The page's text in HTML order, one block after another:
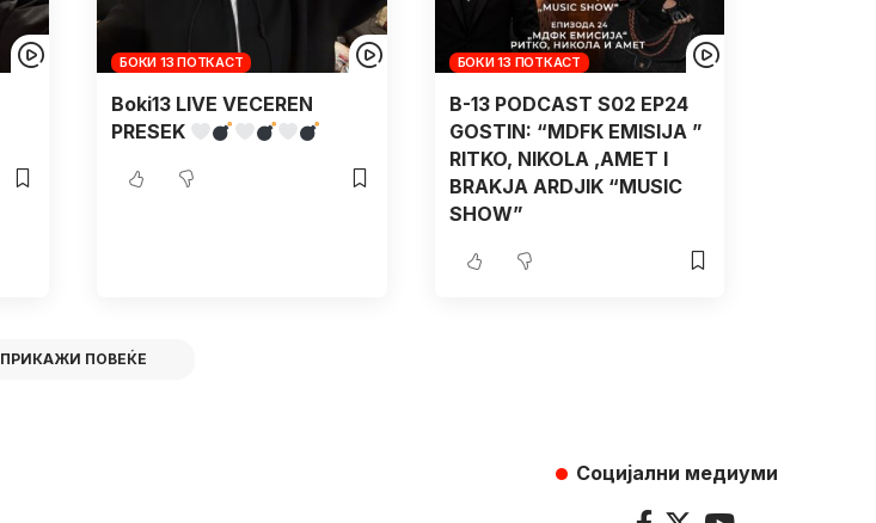
БОКИ 13 ПОТКАСТ
Boki13 LIVE VECEREN
PRESEK
БОКИ 13 ПОТКАСТ
B-13 PODCAST S02 EP24
GOSTIN: “MDFK EMISIJA ”
RITKO, NIKOLA ,AMET I
BRAKJA ARDJIK “MUSIC
SHOW”
ПРИКАЖИ ПОВЕЌЕ
Социјални медиуми